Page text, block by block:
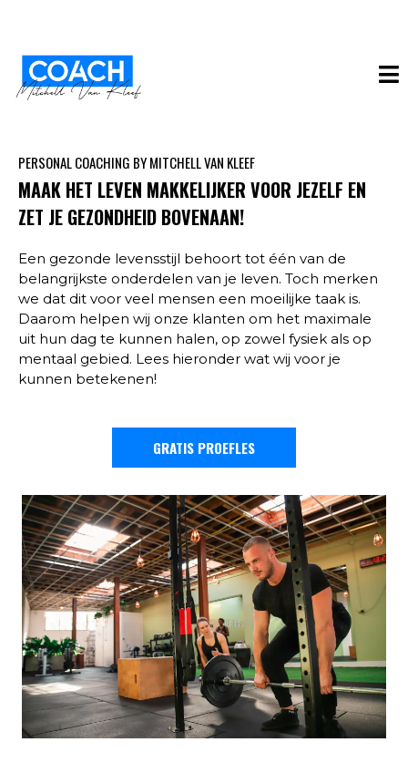
PERSONAL COACHING BY MITCHELL VAN KLEEF
MAAK HET LEVEN MAKKELIJKER VOOR JEZELF EN
ZET JE GEZONDHEID BOVENAAN!
Een gezonde levensstijl behoort tot één van de
belangrijkste onderdelen van je leven. Toch merken
we dat dit voor veel mensen een moeilijke taak is.
Daarom helpen wij onze klanten om het maximale
uit hun dag te kunnen halen, op zowel fysiek als op
mentaal gebied. Lees hieronder wat wij voor je
kunnen betekenen!
GRATIS PROEFLES